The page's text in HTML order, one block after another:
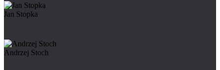
Jan Stopka
Andrzej Stoch